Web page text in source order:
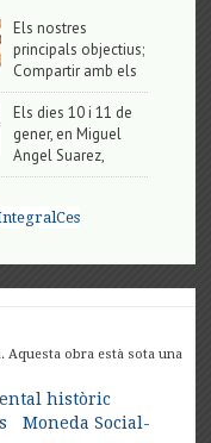
Els nostres
principals objectius;
Compartir amb els
Els dies 10 i 11 de
gener, en Miguel
Angel Suarez,
Aquesta obra està sota una
històric
Moneda Social-